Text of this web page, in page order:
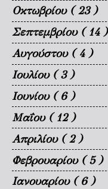
Οκτωβρίου ( 23 )
Σεπτεμβρίου ( 14 )
Αυγούστου ( 4 )
Ιουλίου ( 3 )
Ιουνίου ( 6 )
Μαΐου ( 12 )
Απριλίου ( 2 )
Φεβρουαρίου ( 5 )
Ιανουαρίου ( 6 )